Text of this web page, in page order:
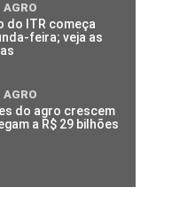
do ITR começa
feira; veja as
do agro crescem
a R$ 29 bilhões